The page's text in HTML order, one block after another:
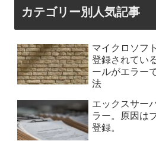
カテゴリー別人気記事
マイクロソフ
登録されてい
ールがエラー
法
エックスサー
ラー。原因は
登録。